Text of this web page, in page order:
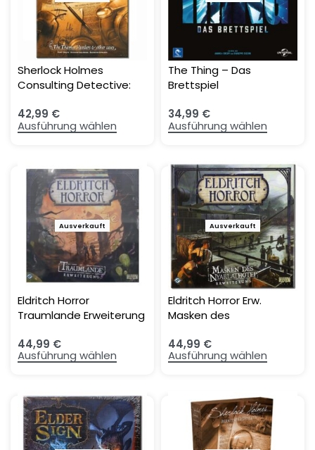
Sherlock Holmes
Consulting Detective:
Other Cases
42,99 €
Ausführung wählen
The Thing – Das
Brettspiel
34,99 €
Ausführung wählen
Ausverkauft
Eldritch Horror
Traumlande Erweiterung
44,99 €
Ausführung wählen
Ausverkauft
Eldritch Horror Erw.
Masken des
44,99 €
Ausführung wählen